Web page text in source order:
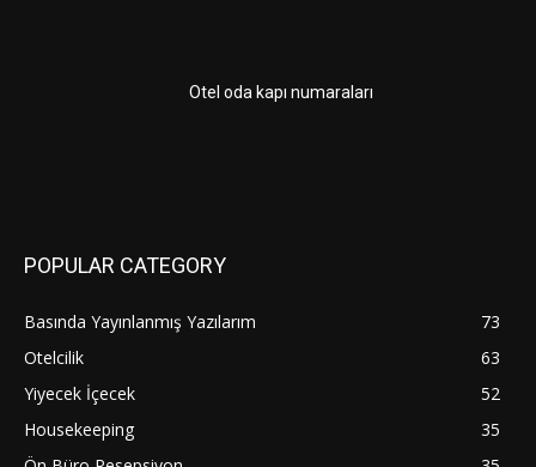
Otel oda kapı numaraları
POPULAR CATEGORY
Basında Yayınlanmış Yazılarım
73
Otelcilik
63
Yiyecek İçecek
52
Housekeeping
35